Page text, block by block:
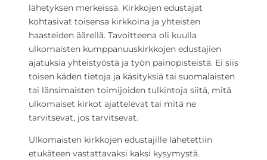
lähetyksen merkeissä. Kirkkojen edustajat
kohtasivat toisensa kirkkoina ja yhteisten
haasteiden äärellä. Tavoitteena oli kuulla
ulkomaisten kumppanuuskirkkojen edustajien
ajatuksia yhteistyöstä ja työn painopisteistä. Ei siis
toisen käden tietoja ja käsityksiä tai suomalaisten
tai länsimaisten toimijoiden tulkintoja siitä, mitä
ulkomaiset kirkot ajattelevat tai mitä ne
tarvitsevat, jos tarvitsevat.
Ulkomaisten kirkkojen edustajille lähetettiin
etukäteen vastattavaksi kaksi kysymystä.